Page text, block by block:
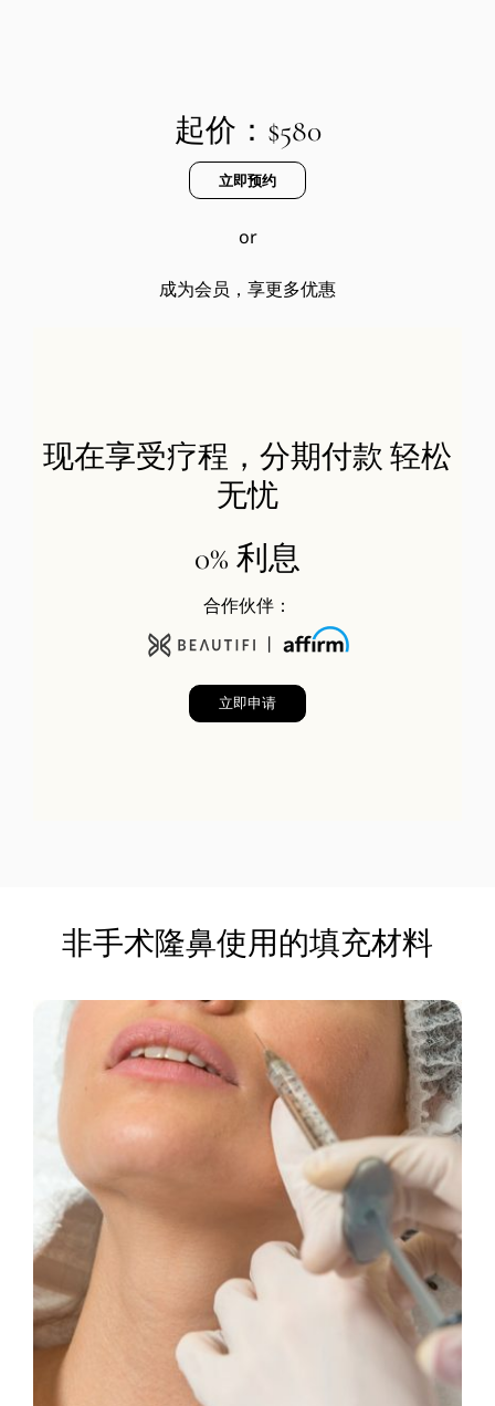
起价：$580
立即预约
or
成为会员，享更多优惠
现在享受疗程，分期付款 轻松
无忧
0% 利息
合作伙伴：
立即申请
非手术隆鼻使用的填充材料